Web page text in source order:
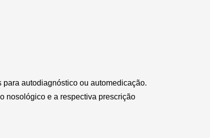
autodiagnóstico ou automedicação.
nosológico e a respectiva prescrição